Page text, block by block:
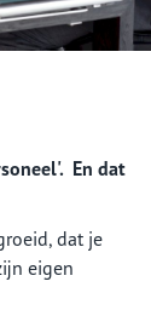
En dat
dat je
eigen